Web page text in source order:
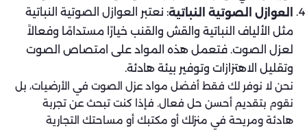
العوازل الصوتية النباتية: نعتبر العوازل الصوتية النباتية
مثل الألياف النباتية والقش والقنب خيارًا مستدامًا وفعالاً
لعزل الصوت. فتعمل هذه المواد على امتصاص الصوت
وتقليل الاهتزازات وتوفير بيئة هادئة.
نحن لا نوفر لك فقط أفضل مواد عزل الصوت في الأرضيات، بل
نقوم بتقديم أحسن حل فعال. فإذا كنت تبحث عن تجربة
هادئة ومريحة في منزلك أو مكتبك أو مساحتك التجارية